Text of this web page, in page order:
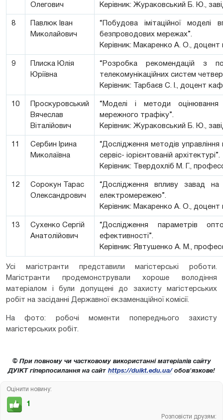
Олегович
Керівник: Жураковський Б. Ю.,
8
Павлюк Іван
Миколайович
“Побудова імітаційної
безпроводових мережах”.
Керівник: Макаренко А. О., доцент
9
Плиска Юлія
Юріївна
“Розробка рекомендацій з
телекомунікаційних систем
Керівник: Тарбаєв С. І., доцент
10
Проскуровський
Вячеслав
Віталійович
“Моделі і методи оцінювання
мережного трафіку”.
Керівник: Жураковський Б. Ю.,
11
Сербин Ірина
Миколаївна
“Дослідження методів
сервіс- іорієнтованій архітектурі”.
Керівник: Твердохліб М. Г.,
12
Сорокун Тарас
Олександрович
“Дослідження впливу завад на
електромережею”.
Керівник: Макаренко А. О., доцент
13
Сухенко Сергій
Анатолійович
“Дослідження параметрів
ефективності”.
Керівник: Явтушенко А. М.,
Усі магістранти представили магістерські роботи.
Магістранти продемонстрували хороше володіння
матеріалом і були допущені до захисту магістерських
робіт на засіданні Державної екзаменаційної комісії.
На фото: робочі моменти попереднього захисту
магістерських робіт.
© При повному чи частковому використанні матеріалів сайту
ДУІКТ гіперпосилання на сайт https://duikt.edu.ua/обов'язкове!
Оцінити новину:
1
Розповісти друзям: